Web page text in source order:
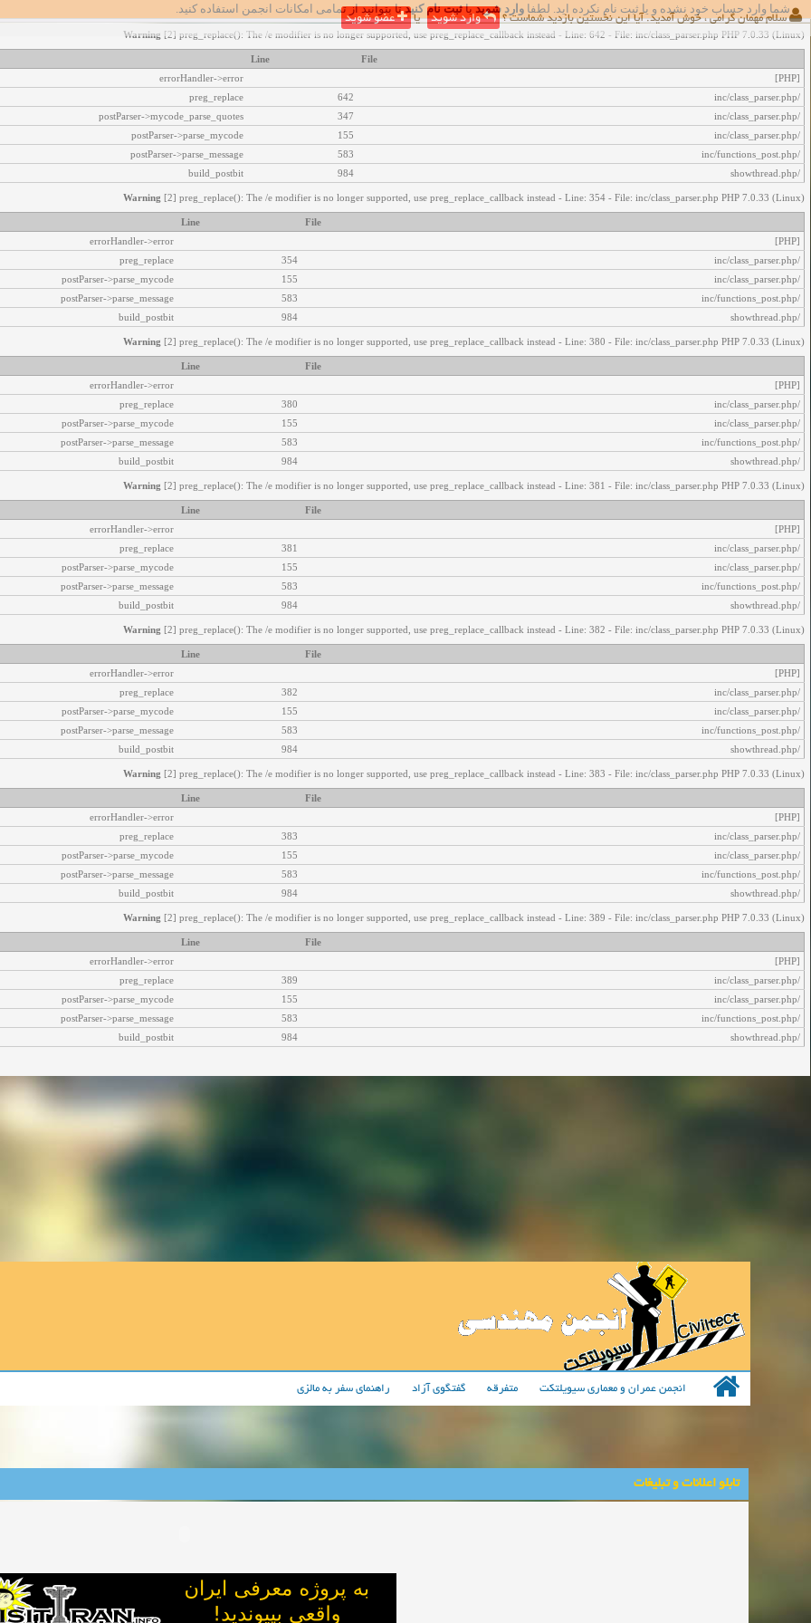
شما وارد حساب خود نشده و یا ثبت نام نکرده اید. لطفا وارد شویدیاثبت نام کنیدتا بتوانید از تمامی امکانات انجمن استفاده کنید. اخطار‌های زیر رخ داد:
Warning [2] preg_replace(): The /e modifier is no longer supported, use preg_replace_callback instead - Line: 642 - File: inc/class_parser.php PHP 7.0.33 (Linux)
File
Line
[PHP]
errorHandler->error
/inc/class_parser.php
642
preg_replace
/inc/class_parser.php
347
postParser->mycode_parse_quotes
/inc/class_parser.php
155
postParser->parse_mycode
/inc/functions_post.php
583
postParser->parse_message
/showthread.php
984
build_postbit
Warning [2] preg_replace(): The /e modifier is no longer supported, use preg_replace_callback instead - Line: 354 - File: inc/class_parser.php PHP 7.0.33 (Linux)
File
Line
[PHP]
errorHandler->error
/inc/class_parser.php
354
preg_replace
/inc/class_parser.php
155
postParser->parse_mycode
/inc/functions_post.php
583
postParser->parse_message
/showthread.php
984
build_postbit
Warning [2] preg_replace(): The /e modifier is no longer supported, use preg_replace_callback instead - Line: 380 - File: inc/class_parser.php PHP 7.0.33 (Linux)
File
Line
[PHP]
errorHandler->error
/inc/class_parser.php
380
preg_replace
/inc/class_parser.php
155
postParser->parse_mycode
/inc/functions_post.php
583
postParser->parse_message
/showthread.php
984
build_postbit
Warning [2] preg_replace(): The /e modifier is no longer supported, use preg_replace_callback instead - Line: 381 - File: inc/class_parser.php PHP 7.0.33 (Linux)
File
Line
[PHP]
errorHandler->error
/inc/class_parser.php
381
preg_replace
/inc/class_parser.php
155
postParser->parse_mycode
/inc/functions_post.php
583
postParser->parse_message
/showthread.php
984
build_postbit
Warning [2] preg_replace(): The /e modifier is no longer supported, use preg_replace_callback instead - Line: 382 - File: inc/class_parser.php PHP 7.0.33 (Linux)
File
Line
[PHP]
errorHandler->error
/inc/class_parser.php
382
preg_replace
/inc/class_parser.php
155
postParser->parse_mycode
/inc/functions_post.php
583
postParser->parse_message
/showthread.php
984
build_postbit
Warning [2] preg_replace(): The /e modifier is no longer supported, use preg_replace_callback instead - Line: 383 - File: inc/class_parser.php PHP 7.0.33 (Linux)
File
Line
[PHP]
errorHandler->error
/inc/class_parser.php
383
preg_replace
/inc/class_parser.php
155
postParser->parse_mycode
/inc/functions_post.php
583
postParser->parse_message
/showthread.php
984
build_postbit
Warning [2] preg_replace(): The /e modifier is no longer supported, use preg_replace_callback instead - Line: 389 - File: inc/class_parser.php PHP 7.0.33 (Linux)
File
Line
[PHP]
errorHandler->error
/inc/class_parser.php
389
preg_replace
/inc/class_parser.php
155
postParser->parse_mycode
/inc/functions_post.php
583
postParser->parse_message
/showthread.php
984
build_postbit
انجمن عمران و معماری سیویلتکت متفرقه گفتگوی آزاد راهنمای سفر به مالزی
سلام مهمان گرامی ، خوش آمدید. آیا این نخستین بازدید شماست ؟ وارد شوید یا عضو شوید
تابلو اعلانات و تبلیغات